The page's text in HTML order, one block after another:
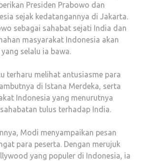
Presiden Prabowo dan
sejak kedatangannya di Jakarta.
sebagai sahabat sejati India dan
masyarakat Indonesia akan
selalu ia bawa.
terharu melihat antusiasme para
di Istana Merdeka, serta
Indonesia yang menurutnya
tulus terhadap India.
Modi menyampaikan pesan
para peserta. Dengan merujuk
yang populer di Indonesia, ia